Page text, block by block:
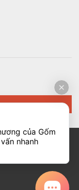
của Gốm